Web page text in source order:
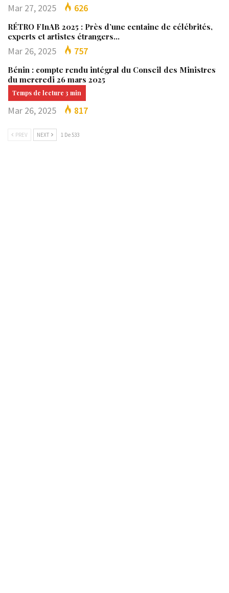
Mar 27, 2025 626
RÉTRO FInAB 2025 : Près d’une centaine de célébrités,
experts et artistes étrangers…
Mar 26, 2025 757
Bénin : compte rendu intégral du Conseil des Ministres
du mercredi 26 mars 2025
Mar 26, 2025 817
PREV NEXT 1 De 533